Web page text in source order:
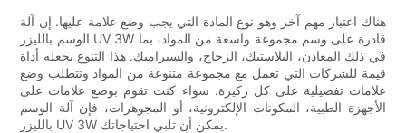
هناك اعتبار مهم آخر وهو نوع المادة التي يجب وضع علامة عليها. إن آلة
الوسم بالليزر UV 3W قادرة على وسم مجموعة واسعة من المواد، بما
في ذلك المعادن، البلاستيك، الزجاج، والسيراميك. هذا التنوع يجعله أداة
قيمة للشركات التي تعمل مع مجموعة متنوعة من المواد وتتطلب وضع
علامات تفصيلية على كل ركيزة. سواء كنت تقوم بوضع علامات على
الأجهزة الطبية، المكونات الإلكترونية، أو المجوهرات، فإن آلة الوسم
بالليزر UV 3W يمكن أن تلبي احتياجاتك.